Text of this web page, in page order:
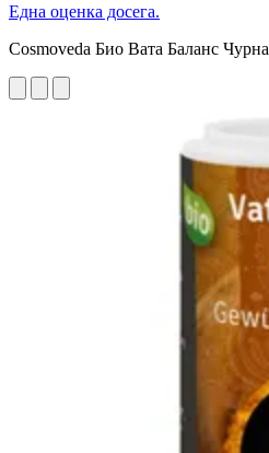
Една оценка досега.
Cosmoveda Био Вата Баланс Чурна